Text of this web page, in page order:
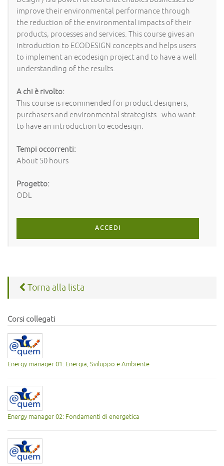
improve their environmental performance through
the reduction of the environmental impacts of their
products, processes and services. This course gives an
introduction to ECODESIGN concepts and helps users
to implement an ecodesign project and to have a well
understanding of the results.
A chi è rivolto:
This course is recommended for product designers,
purchasers and environmental strategists - who want
to have an introduction to ecodesign.
Tempi occorrenti:
About 50 hours
Progetto:
ODL
ACCEDI
Torna alla lista
Corsi collegati
Energy manager 01: Energia, Sviluppo e Ambiente
Energy manager 02: Fondamenti di energetica